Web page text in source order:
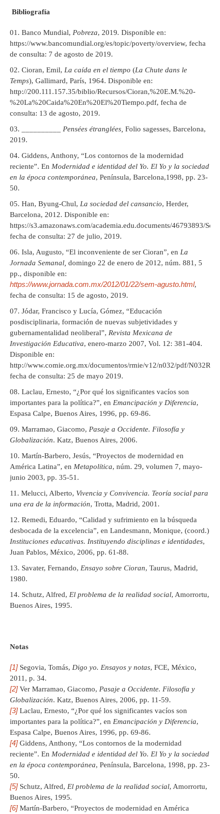
Bibliografía
Banco Mundial, Pobreza, 2019. Disponible en:
https://www.bancomundial.org/es/topic/poverty/overview, fecha
de consulta: 7 de agosto de 2019.
Cioran, Emil, La caída en el tiempo (La Chute dans le
Temps), Gallimard, París, 1964. Disponible en:
http://200.111.157.35/biblio/Recursos/Cioran,%20E.M.%20-
%20La%20Caida%20En%20El%20Tiempo.pdf, fecha de
consulta: 13 de agosto, 2019.
Pensées étranglées, Folio sagesses, Barcelona,
2019.
Giddens, Anthony, “Los contornos de la modernidad
reciente”. En Modernidad e identidad del Yo. El Yo y la sociedad
en la época contemporánea, Península, Barcelona,1998, pp. 23-
50.
Han, Byung-Chul, La sociedad del cansancio, Herder,
Barcelona, 2012. Disponible en:
https://s3.amazonaws.com/academia.edu.documents/46793893/
fecha de consulta: 27 de julio, 2019.
Isla, Augusto, “El inconveniente de ser Cioran”, en La
Jornada Semanal, domingo 22 de enero de 2012, núm. 881, 5
pp., disponible en:
https://www.jornada.com.mx/2012/01/22/sem-agusto.html,
fecha de consulta: 15 de agosto, 2019.
Jódar, Francisco y Lucía, Gómez, “Educación
posdisciplinaria, formación de nuevas subjetividades y
gubernamentalidad neoliberal”, Revista Mexicana de
Investigación Educativa, enero-marzo 2007, Vol. 12: 381-404.
Disponible en:
http://www.comie.org.mx/documentos/rmie/v12/n032/pdf/
fecha de consulta: 25 de mayo 2019.
Laclau, Ernesto, “¿Por qué los significantes vacíos son
importantes para la política?”, en Emancipación y Diferencia,
Espasa Calpe, Buenos Aires, 1996, pp. 69-86.
Marramao, Giacomo, Pasaje a Occidente. Filosofía y
Globalización. Katz, Buenos Aires, 2006.
Martín-Barbero, Jesús, “Proyectos de modernidad en
América Latina”, en Metapolítica, núm. 29, volumen 7, mayo-
junio 2003, pp. 35-51.
Melucci, Alberto, Vivencia y Convivencia. Teoría social para
una era de la información, Trotta, Madrid, 2001.
Remedi, Eduardo, “Calidad y sufrimiento en la búsqueda
desbocada de la excelencia”, en Landesmann, Monique, (coord.)
Instituciones educativas. Instituyendo disciplinas e identidades,
Juan Pablos, México, 2006, pp. 61-88.
Savater, Fernando, Ensayo sobre Cioran, Taurus, Madrid,
1980.
Schutz, Alfred, El problema de la realidad social, Amorrortu,
Buenos Aires, 1995.
Notas
[1]Segovia, Tomás, Digo yo. Ensayos y notas, FCE, México,
2011, p. 34.
[2]Ver Marramao, Giacomo, Pasaje a Occidente. Filosofía y
Globalización. Katz, Buenos Aires, 2006, pp. 11-59.
[3]Laclau, Ernesto, “¿Por qué los significantes vacíos son
importantes para la política?”, en Emancipación y Diferencia,
Espasa Calpe, Buenos Aires, 1996, pp. 69-86.
[4]Giddens, Anthony, “Los contornos de la modernidad
reciente”. En Modernidad e identidad del Yo. El Yo y la sociedad
en la época contemporánea, Península, Barcelona, 1998, pp. 23-
50.
[5]Schutz, Alfred, El problema de la realidad social, Amorrortu,
Buenos Aires, 1995.
[6]Martín-Barbero, “Proyectos de modernidad en América